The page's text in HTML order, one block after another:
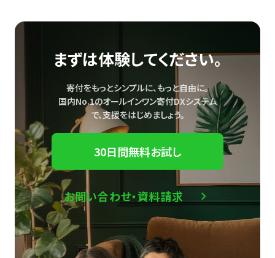
まずは体験してください。
寄付をもっとシンプルに、もっと自由に。
国内No.1のオールインワン寄付DXシステム
で、支援をはじめましょう。
30日間無料お試し
お問い合わせ・資料請求